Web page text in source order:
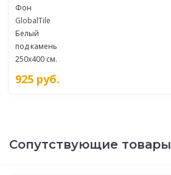
Фон
GlobalTile
Белый
под камень
250x400 см.
925 руб.
Сопутствующие товары